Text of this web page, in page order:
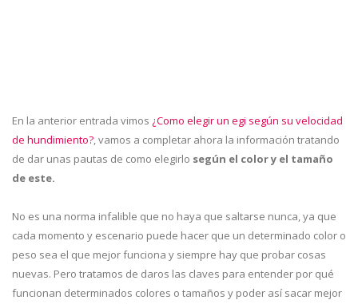
En la anterior entrada vimos ¿Como elegir un egi según su velocidad
de hundimiento?, vamos a completar ahora la información tratando
de dar unas pautas de como elegirlo según el color y el tamaño
de este.
No es una norma infalible que no haya que saltarse nunca, ya que
cada momento y escenario puede hacer que un determinado color o
peso sea el que mejor funciona y siempre hay que probar cosas
nuevas. Pero tratamos de daros las claves para entender por qué
funcionan determinados colores o tamaños y poder así sacar mejor